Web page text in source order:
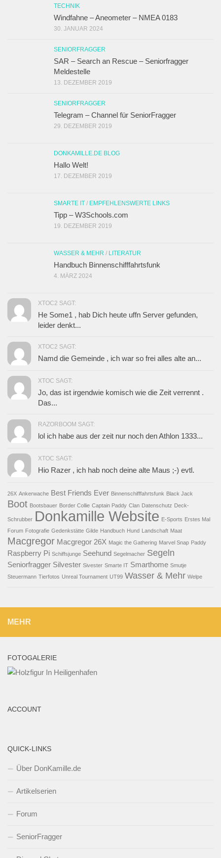
TECHNIK
Windfahne – Aneometer – NMEA 0183
30. JANUAR 2024
SENIORFRAGGER
SAR – Search an Rescue – Seniorfragger
Meldestelle
13. DEZEMBER 2019
SENIORFRAGGER
Telegram – Channel für SeniorFragger
29. DEZEMBER 2019
DONKAMILLE.DE BLOG
Hallo Welt!
17. DEZEMBER 2019
SMARTE IT / EMPFEHLENSWERTE LINKS
Tipp – W3Schools.com
19. DEZEMBER 2019
WASSER & MEHR / LITERATUR
Handbuch Binnenschifffahrtsfunk
4. MÄRZ 2024
XTOC2 SAGT:
He Some1 , hab Dich heute uffn Server gefunden,
leider denkt...
XTOC2 SAGT:
Namd die Gemeinde , ich war so frei alles alte an...
XTOC SAGT:
Jo, das ist irgendwie komisch wie die Zeit verrennt .
Das...
RAZORBOOM SAGT:
lol ich habe aus der zeit nur noch den Athlon 1333...
XTOC SAGT:
Hio Razer , ich hab noch deine alte Maus ;-) evtl.
26X Ankerwache Best Friends Ever Binnenschifffahrtsfunk Black Jack
Boot Bootsbauer Border Collie Captain Paddy Clan Datenschutz Deck-
Schrubber Donkamille Website E-Sports Erstes Mal
Forum Fotografie Gedenkstätte Gilde Handbuch Hund Landschaft Maat
Macgregor Macgregor 26X Magic the Gathering Marvel Snap Paddy
Raspberry Pi Schiffsjunge Seehund Segelmacher Segeln
Seniorfragger Silvester Sivester Smarte IT Smarthome Smutje
Steuermann Tierfotos Unreal Tournament UT99 Wasser & Mehr Welpe
MEHR
FOTOGALERIE
ACCOUNT
QUICK-LINKS
Über DonKamille.de
Artikelserien
Forum
SeniorFragger